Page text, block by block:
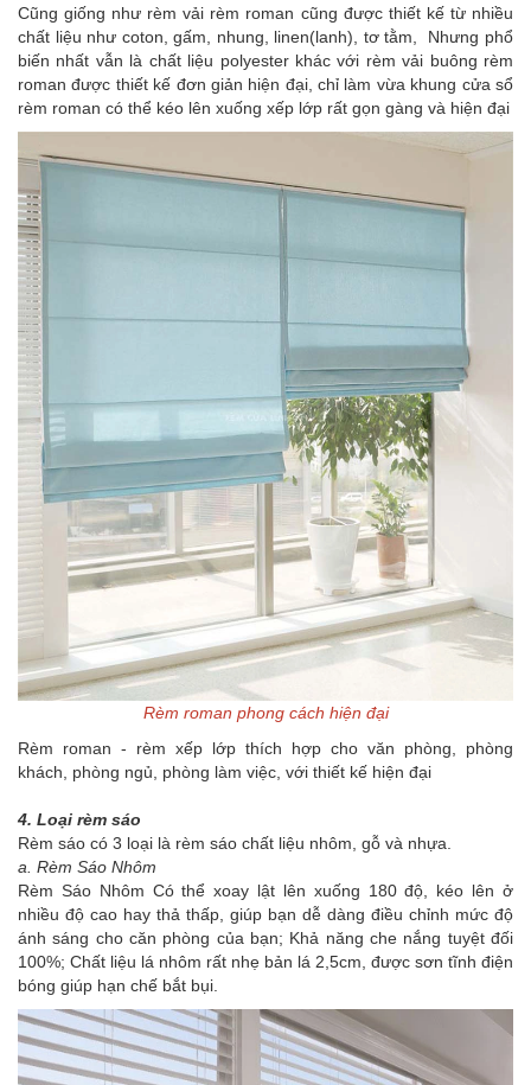
Cũng giống như rèm vải rèm roman cũng được thiết kế từ nhiều
chất liệu như coton, gấm, nhung, linen(lanh), tơ tằm, Nhưng phổ
biến nhất vẫn là chất liệu polyester khác với rèm vải buông rèm
roman được thiết kế đơn giản hiện đại, chỉ làm vừa khung cửa sổ
rèm roman có thể kéo lên xuống xếp lớp rất gọn gàng và hiện đại
Rèm roman phong cách hiện đại
Rèm roman - rèm xếp lớp thích hợp cho văn phòng, phòng
khách, phòng ngủ, phòng làm việc, với thiết kế hiện đại
4. Loại rèm sáo
Rèm sáo có 3 loại là rèm sáo chất liệu nhôm, gỗ và nhựa.
a. Rèm Sáo Nhôm
Rèm Sáo Nhôm Có thể xoay lật lên xuống 180 độ, kéo lên ở
nhiều độ cao hay thả thấp, giúp bạn dễ dàng điều chỉnh mức độ
ánh sáng cho căn phòng của bạn; Khả năng che nắng tuyệt đối
100%; Chất liệu lá nhôm rất nhẹ bản lá 2,5cm, được sơn tĩnh điện
bóng giúp hạn chế bắt bụi.